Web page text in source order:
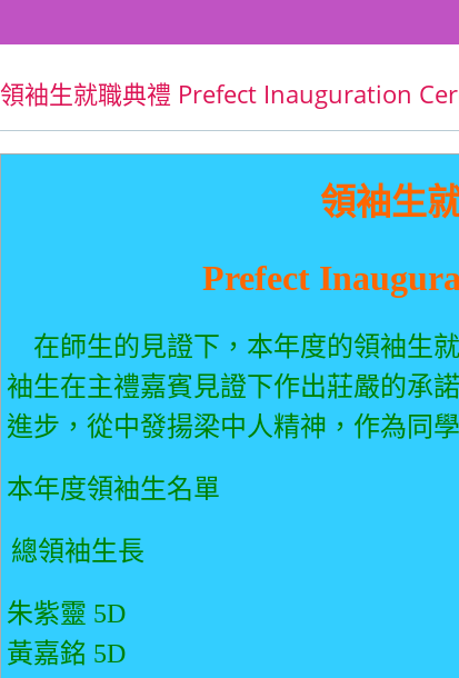
領袖生就職典禮 Prefect Inauguration
領袖生
Prefect
在師生的見證下，本年度的領袖生
袖生在主禮嘉賓見證下作出莊嚴的承
進步，從中發揚梁中人精神，作為同
本年度領袖生名單
總領袖生長
朱紫靈 5D
黃嘉銘 5D